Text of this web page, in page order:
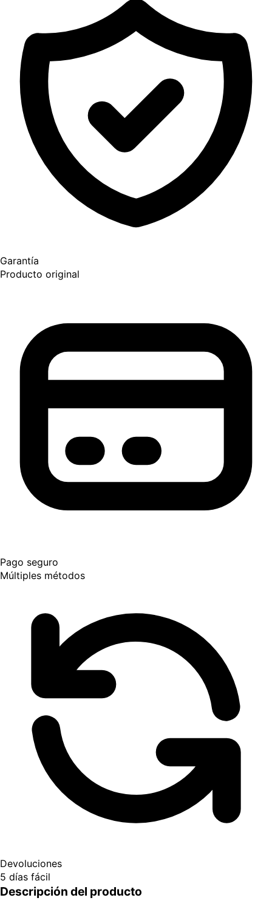
Garantía
Producto original
Pago seguro
Múltiples métodos
Devoluciones
5 días fácil
Descripción del producto